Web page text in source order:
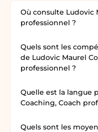
Où consulte Ludovic
professionnel ?
Quels sont les
de Ludovic Maurel
professionnel ?
Quelle est la langue
Coaching, Coach
Quels sont les